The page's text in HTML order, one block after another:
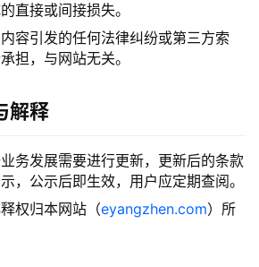
直接或间接损失。
容引发的任何法律纠纷或第三方索
担，与网站无关。
解释
务发展需要进行更新，更新后的条款
，公示后即生效，用户应定期查阅。
权归本网站（eyangzhen.com）所